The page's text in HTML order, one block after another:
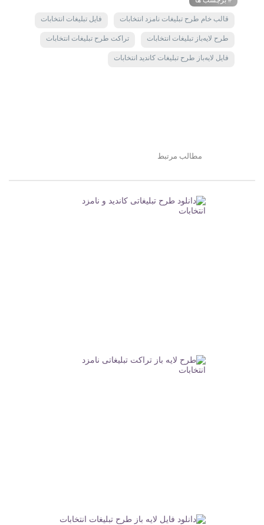
قالب خام طرح تبلیغات نامزد انتخابات فایل تبلیغات انتخابات
طرح لایه‌باز تبلیغات انتخابات تراکت طرح تبلیغات انتخابات
فایل لایه‌باز طرح تبلیغات کاندید انتخابات
مطالب مرتبط